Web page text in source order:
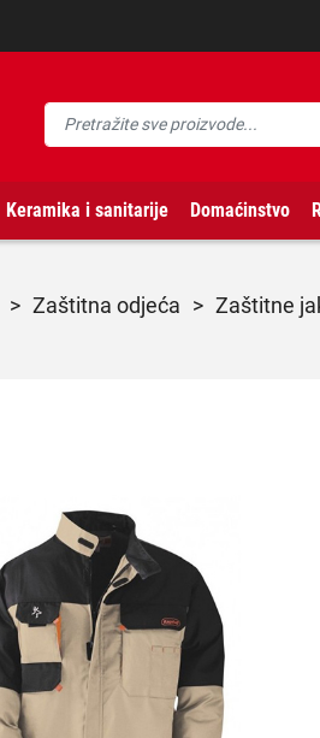
Keramika i sanitarije Domaćinstvo
> zaštitna odjeća > zaštitne